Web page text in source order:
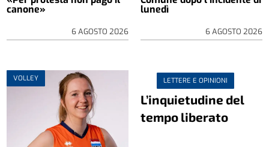
canone»
6 AGOSTO 2026
lunedì
6 AGOSTO 2026
VOLLEY LETTERE E OPINIONI
L’inquietudine del
tempo liberato